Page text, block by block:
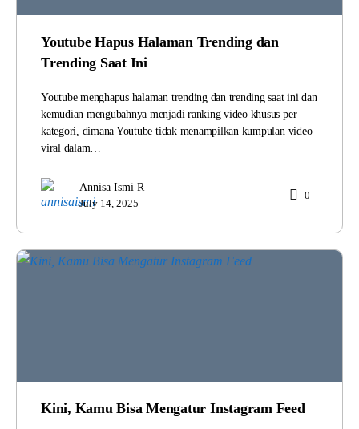
Youtube Hapus Halaman Trending dan
Trending Saat Ini
Youtube menghapus halaman trending dan trending saat ini dan
kemudian mengubahnya menjadi ranking video khusus per
kategori, dimana Youtube tidak menampilkan kumpulan video
viral dalam…
Annisa Ismi R
July 14, 2025
0
Kini, Kamu Bisa Mengatur Instagram Feed